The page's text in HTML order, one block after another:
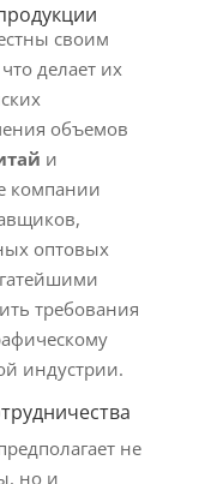
своим
делает их
объемов
и
компании
оптовых
требования
индустрии.
не
но и